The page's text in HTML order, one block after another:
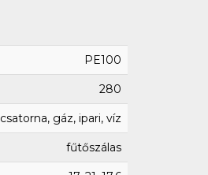
PE100
280
csatorna, gáz, ipari, víz
fűtőszálas